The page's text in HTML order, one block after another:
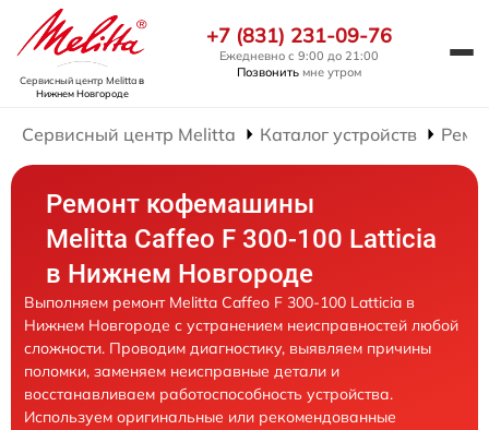
Сервисный центр Melittaв
Нижнем Новгороде
+7 (831) 231-09-76
Ежедневно с 9:00 до 21:00
Позвонить мне утром
Сервисный центр Melitta Каталог устройств
Ремонт кофемашины
Melitta Caffeo F 300-100 Latticia
в Нижнем Новгороде
Выполняем ремонт Melitta Caffeo F 300-100 Latticia в
Нижнем Новгороде с устранением неисправностей любой
сложности. Проводим диагностику, выявляем причины
поломки, заменяем неисправные детали и
восстанавливаем работоспособность устройства.
Используем оригинальные или рекомендованные